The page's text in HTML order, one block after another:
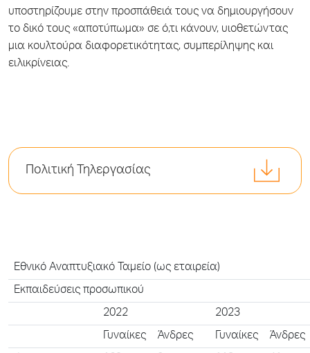
υποστηρίζουμε στην προσπάθειά τους να δημιουργήσουν
το δικό τους «αποτύπωμα» σε ό,τι κάνουν, υιοθετώντας
μια κουλτούρα διαφορετικότητας, συμπερίληψης και
ειλικρίνειας.
Πολιτική Τηλεργασίας
Εθνικό Αναπτυξιακό Ταμείο (ως εταιρεία)
Εκπαιδεύσεις προσωπικού
2022 2023
Γυναίκες Άνδρες Γυναίκες Άνδρες